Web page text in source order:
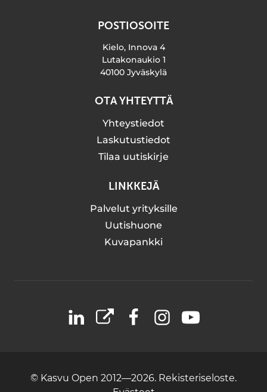
POSTIOSOITE
Kielo, Innova 4
Lutakonaukio 1
40100 Jyväskylä
OTA YHTEYTTÄ
Yhteystiedot
Laskutustiedot
Tilaa uutiskirje
LINKKEJÄ
Palvelut yrityksille
Uutishuone
Kuvapankki
LinkedIn
X FacebookInstagramYouTube
© Kasvu Open 2012—2026. Rekisteriseloste.